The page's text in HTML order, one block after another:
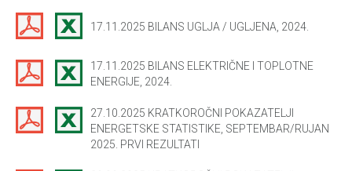
17.11.2025 BILANS UGLJA / UGLJENA, 2024.
17.11.2025 BILANS ELEKTRIČNE I TOPLOTNE
ENERGIJE, 2024.
27.10.2025 KRATKOROČNI POKAZATELJI
ENERGETSKE STATISTIKE, SEPTEMBAR/RUJAN
2025. PRVI REZULTATI